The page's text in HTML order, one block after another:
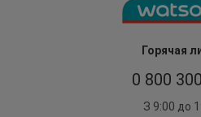
Горячая
0 800
З 9:00 до